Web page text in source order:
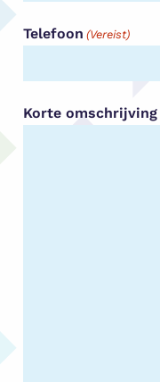
Telefoon (Vereist)
Korte